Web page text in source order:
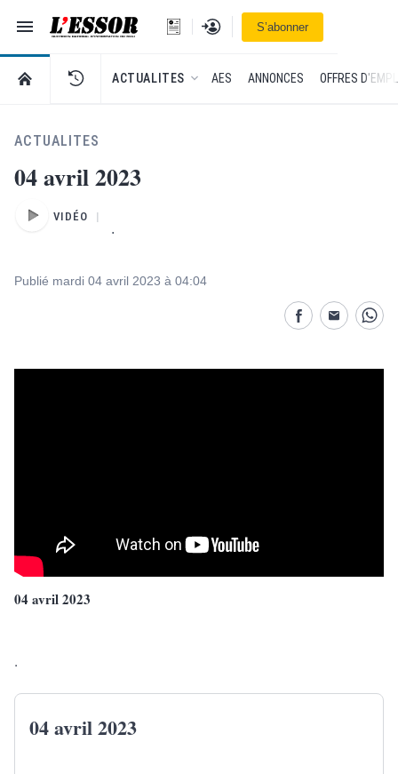
Navigation
L'Essor - retour à la une
Se connecterS’abonner
RETOUR À LA PAGE D’ACCUEIL DE L'ESSOR
ACTUALITES AES ANNONCES OFFRES
ACTUALITES
04 avril 2023
VIDÉO
.
Publié mardi 04 avril 2023 à 04:04
Partage désactivé
Partage
04 avril 2023
.
04 avril 2023